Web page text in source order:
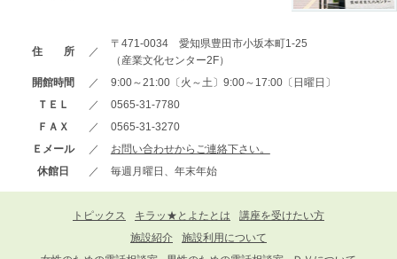
住 所 ／
〒471-0034 愛知県豊田市小坂本町1-25
（産業文化センター2F）
開館時間
／
9:00～21:00〔火～土〕9:00～17:00〔日曜日〕
ＴＥＬ
／
0565-31-7780
ＦＡＸ
／
0565-31-3270
Ｅメール
／
お問い合わせからご連絡下さい。
休館日
／ 毎週月曜日、年末年始
トピックス キラッ★とよたとは
講座を受けたい方
施設紹介
施設利用について